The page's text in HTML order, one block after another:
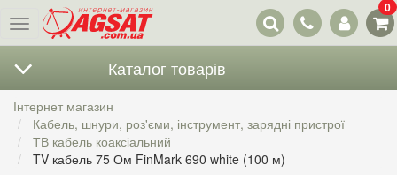
Меню
Наші
контакти
0
Каталог товарів
Інтернет магазин
Кабель, шнури, роз'єми, інструмент, зарядні пристрої
ТВ кабель коаксіальний
TV кабель 75 Ом FinMark 690 white (100 м)